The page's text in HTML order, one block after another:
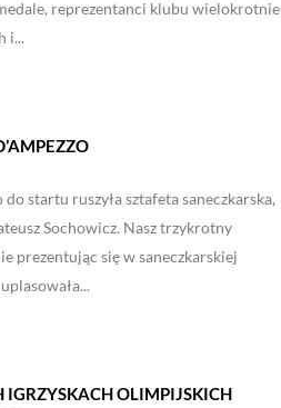
reprezentanci klubu wielokrotnie
i...
startu ruszyła sztafeta saneczkarska,
Sochowicz. Nasz trzykrotny
prezentując się w saneczkarskiej
OLIMPIJSKICH